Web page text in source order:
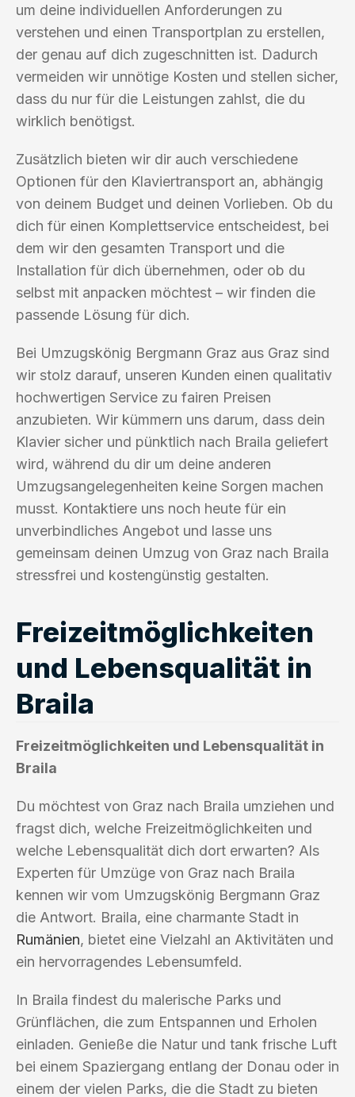
um deine individuellen Anforderungen zu
verstehen und einen Transportplan zu erstellen,
der genau auf dich zugeschnitten ist. Dadurch
vermeiden wir unnötige Kosten und stellen sicher,
dass du nur für die Leistungen zahlst, die du
wirklich benötigst.
Zusätzlich bieten wir dir auch verschiedene
Optionen für den Klaviertransport an, abhängig
von deinem Budget und deinen Vorlieben. Ob du
dich für einen Komplettservice entscheidest, bei
dem wir den gesamten Transport und die
Installation für dich übernehmen, oder ob du
selbst mit anpacken möchtest – wir finden die
passende Lösung für dich.
Bei Umzugskönig Bergmann Graz aus Graz sind
wir stolz darauf, unseren Kunden einen qualitativ
hochwertigen Service zu fairen Preisen
anzubieten. Wir kümmern uns darum, dass dein
Klavier sicher und pünktlich nach Braila geliefert
wird, während du dir um deine anderen
Umzugsangelegenheiten keine Sorgen machen
musst. Kontaktiere uns noch heute für ein
unverbindliches Angebot und lasse uns
gemeinsam deinen Umzug von Graz nach Braila
stressfrei und kostengünstig gestalten.
Freizeitmöglichkeiten
und Lebensqualität in
Braila
Freizeitmöglichkeiten und Lebensqualität in
Braila
Du möchtest von Graz nach Braila umziehen und
fragst dich, welche Freizeitmöglichkeiten und
welche Lebensqualität dich dort erwarten? Als
Experten für Umzüge von Graz nach Braila
kennen wir vom Umzugskönig Bergmann Graz
die Antwort. Braila, eine charmante Stadt in
Rumänien, bietet eine Vielzahl an Aktivitäten und
ein hervorragendes Lebensumfeld.
In Braila findest du malerische Parks und
Grünflächen, die zum Entspannen und Erholen
einladen. Genieße die Natur und tank frische Luft
bei einem Spaziergang entlang der Donau oder in
einem der vielen Parks, die die Stadt zu bieten